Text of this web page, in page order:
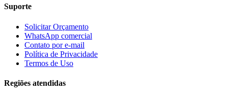
Suporte
Solicitar Orçamento
WhatsApp comercial
Contato por e-mail
Política de Privacidade
Termos de Uso
Regiões atendidas